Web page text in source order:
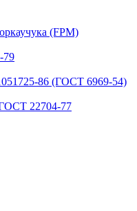
(FPM)
79
86 (ГОСТ 6969-54)
22704-77